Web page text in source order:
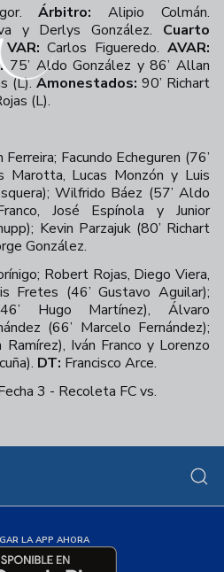
Árbitro: Alipio Colmán.
y Derlys González. Cuarto
VAR: Carlos Figueredo. AVAR:
75’ Aldo González y 86’ Allan
(L).Amonestados: 90’ Richart
(L).
Ferreira; Facundo Echeguren (76’
Marotta, Lucas Monzón y Luis
Wilfrido Báez (57’ Aldo
José Espínola y Junior
Kevin Parzajuk (80’ Richart
González.
Robert Rojas, Diego Viera,
Fretes (46’ Gustavo Aguilar);
Hugo Martínez), Álvaro
(66’ Marcelo Fernández);
Iván Franco y Lorenzo
DT: Francisco Arce.
3 - Recoleta FC vs.
LA APP AHORA